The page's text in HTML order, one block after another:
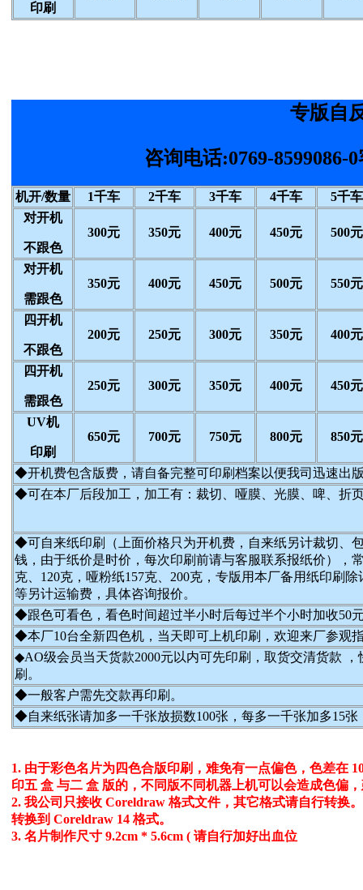
印刷
专版自
咨询电话:0769-8599086-
机开/数量 1千车 2千车 3千车 4千车
5千车
对开机
不跟色
300元 350元 400元 450元 500元
对开机
需跟色
350元 400元 450元 500元 550元
四开机
不跟色
200元 250元 300元 350元 400元
四开机
需跟色
250元 300元 350元 400元 450元
UV机
印刷
650元 700元 750元 800元 850元
◆开机费包含版费，请自备完整可印刷档案以便我司迅速出
◆可在本厂后段加工，加工有：裁切、哑膜、光膜、啤、折
◆可自来纸印刷（上面价格只为开机费，自来纸另计裁切、
钱，由于纸价是时价，每次印刷前请与客服联系报纸价），
克、120克，哑粉纸157克、200克，专版用本厂备用纸印刷
等另计运输费，具体咨询报价。
◆跟色可看色，看色时间超过半小时后每过半个小时加收50
◆本厂10台全新四色机，当天即可上机印刷，欢迎来厂参观
◆AO级会员当天货款2000元以内可先印刷，取货交清货款
刷。
◆一般客户需先交款再印刷。
◆自来纸张请加多一千张放损数100张，每多一千张加多15
1. 由于彩色名片为四色合版印刷，难免有一点偏色，色差在
印五 盒 与二 盒 版的，不同版不同机器上机可以会造成色偏
2. 我公司只接收 Coreldraw 格式文件，其它格式请自行转换
转换到 Coreldraw 14 格式。
3. 名片制作尺寸 9.2cm * 5.6cm ( 请自行加好出血位